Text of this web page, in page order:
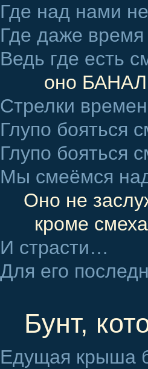
Где над нами
Где даже
Ведь где есть
оно
Стрелки
Глупо бояться
Глупо бояться
Мы смеёмся
Оно не
кроме
И страсти…
Для его
Бунт,
Едущая крыша